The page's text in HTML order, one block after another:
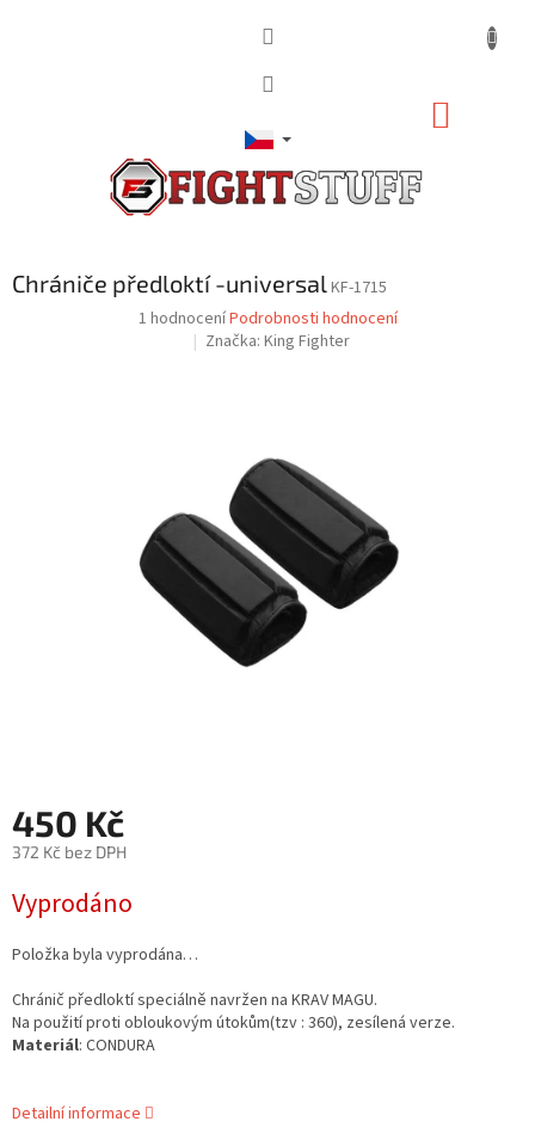
Chrániče předloktí -universalKF-1715
Průměrné
hodnocení
1 hodnoceníPodrobnosti hodnocení
Značka: King Fighter
450 Kč
372 Kč bez DPH
cena:
Vyprodáno
Položka byla vyprodána…
Chránič předloktí speciálně navržen na KRAV MAGU.
Na použití proti obloukovým útokům(tzv : 360), zesílená verze.
Materiál: CONDURA
Detailní informace